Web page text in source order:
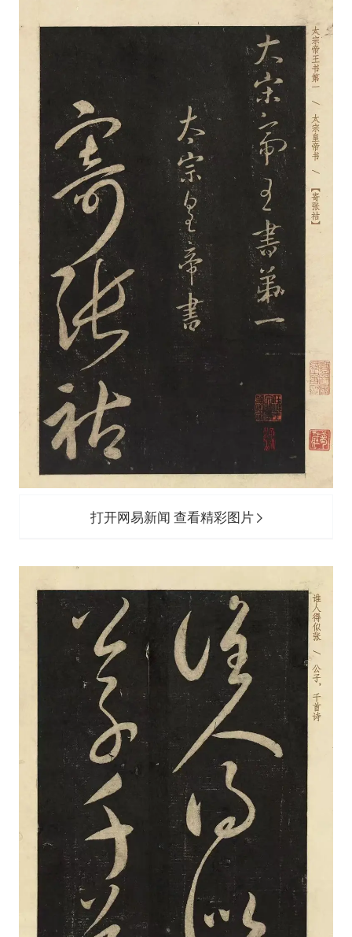
打开网易新闻 查看精彩图片